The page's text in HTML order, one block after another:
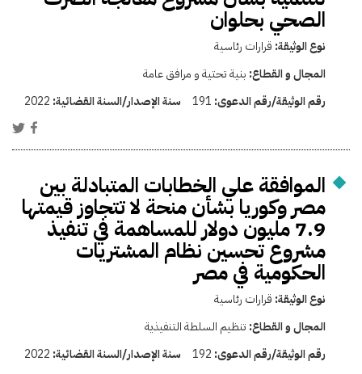
الصحي بحلوان
نوع الوثيقة: قرارات رئاسية
المجال و القطاع: بنية تحتية و مرافق عامة
رقم الوثيقة/رقم الدعوى: 191 سنة الإصدار/السنة القضائية: 2022
الموافقة علي الخطابات المتبادلة بين
مصر وكوريا بشأن منحة لا تتجاوز قيمتها
7.9 مليون دولار للمساهمة في تنفيذ
مشروع تحسين نظام المشتريات
الحكومية في مصر
نوع الوثيقة: قرارات رئاسية
المجال و القطاع: تنظيم السلطة التنفيذية
رقم الوثيقة/رقم الدعوى: 192 سنة الإصدار/السنة القضائية: 2022